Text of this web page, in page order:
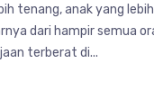
tenang, anak yang
dari hampir semua
terberat di...